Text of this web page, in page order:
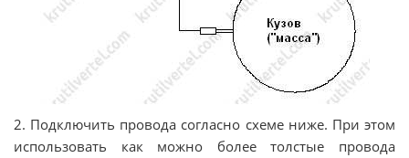
2. Подключить провода согласно схеме ниже. При этом
использовать как можно более толстые провода